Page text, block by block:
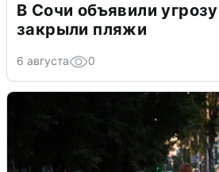
В Сочи объявили
закрыли пляжи
6 августа 0